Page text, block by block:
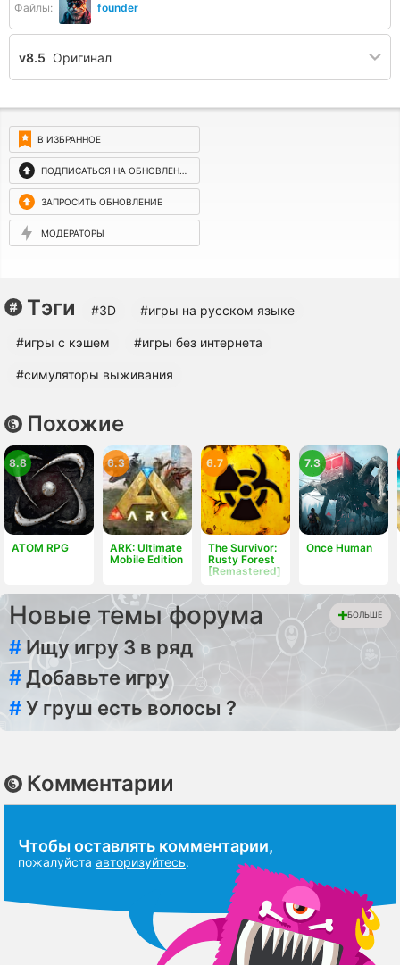
Файлы: founder
v8.5 Оригинал
В ИЗБРАННОЕ
ПОДПИСАТЬСЯ НА ОБНОВЛЕНИЯ
ЗАПРОСИТЬ ОБНОВЛЕНИЕ
МОДЕРАТОРЫ
Тэги #3D #игры на русском языке
#игры с кэшем #игры без интернета
#симуляторы выживания
Похожие
ATOM RPG
8.8
ARK: Ultimate
Mobile Edition
6.3
The Survivor:
Rusty Forest
[Remastered]
6.7
Once Human
7.3
Новые темы форума БОЛЬШЕ
# Ищу игру 3 в ряд
#Добавьте игру
#У груш есть волосы ?
Комментарии
Чтобы оставлять комментарии,
пожалуйста авторизуйтесь.